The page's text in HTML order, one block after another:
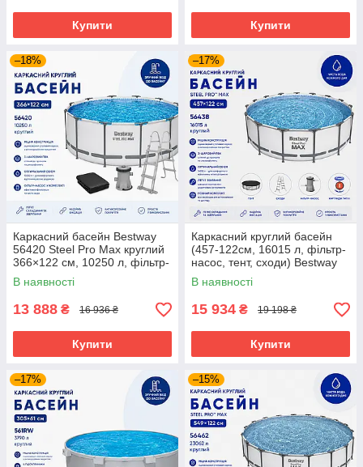
Купити Купити
–18%
Каркасний басейн Bestway
56420 Steel Pro Max круглий
366×122 см, 10250 л, фільтр-
насос, сходи, тент, сірий
В наявності
13 888 ₴ 16 936 ₴
Купити
–17%
Каркасний круглий басейн
(457-122см, 16015 л, фільтр-
насос, тент, сходи) Bestway
56438 Сірий
В наявності
15 934 ₴ 19 198 ₴
Купити
–17% –15%